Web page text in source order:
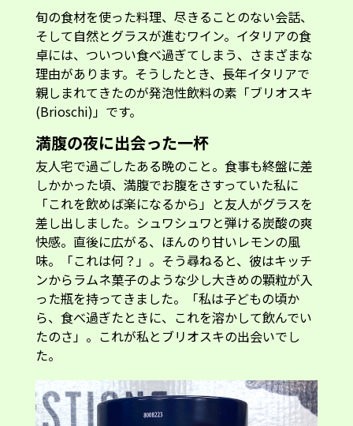
旬の食材を使った料理、尽きることのない会話、
そして自然とグラスが進むワイン。イタリアの食
卓には、ついつい食べ過ぎてしまう、さまざまな
理由があります。そうしたとき、長年イタリアで
親しまれてきたのが発泡性飲料の素「ブリオスキ
(Brioschi)」です。
満腹の夜に出会った一杯
友人宅で過ごしたある晩のこと。食事も終盤に差
しかかった頃、満腹でお腹をさすっていた私に
「これを飲めば楽になるから」と友人がグラスを
差し出しました。シュワシュワと弾ける炭酸の爽
快感。直後に広がる、ほんのり甘いレモンの風
味。「これは何？」。そう尋ねると、彼はキッチ
ンからラムネ菓子のような少し大きめの顆粒が入
った瓶を持ってきました。「私は子どもの頃か
ら、食べ過ぎたときに、これを溶かして飲んでい
たのさ」。これが私とブリオスキの出会いでし
た。